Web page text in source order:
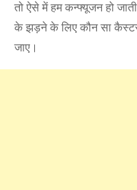
तो ऐसे में हम कन्फ्यूजन हो
के झड़ने के लिए कौन सा
जाए।